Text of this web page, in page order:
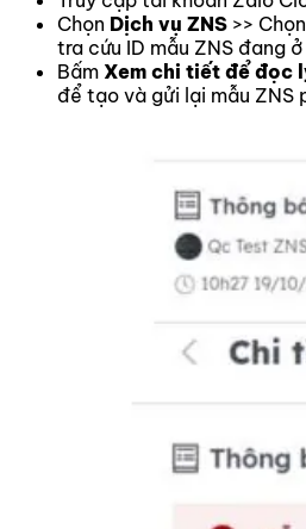
Chọn Dịch vụ ZNS >> Chọn
tra cứu ID mẫu ZNS đang
Bấm Xem chi tiết để đọc
để tạo và gửi lại mẫu ZNS